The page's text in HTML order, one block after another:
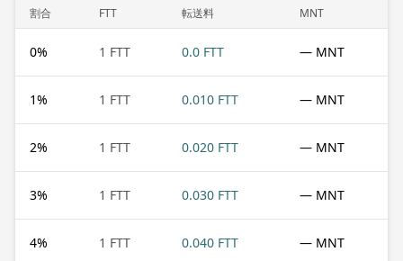
割合 FTT 転送料 MNT
0% 1 FTT 0.0 FTT — MNT
1% 1 FTT 0.010 FTT — MNT
2% 1 FTT 0.020 FTT — MNT
3% 1 FTT 0.030 FTT — MNT
4% 1 FTT 0.040 FTT — MNT